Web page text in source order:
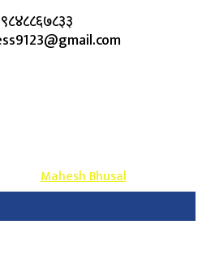
By-Mahesh Bhusal